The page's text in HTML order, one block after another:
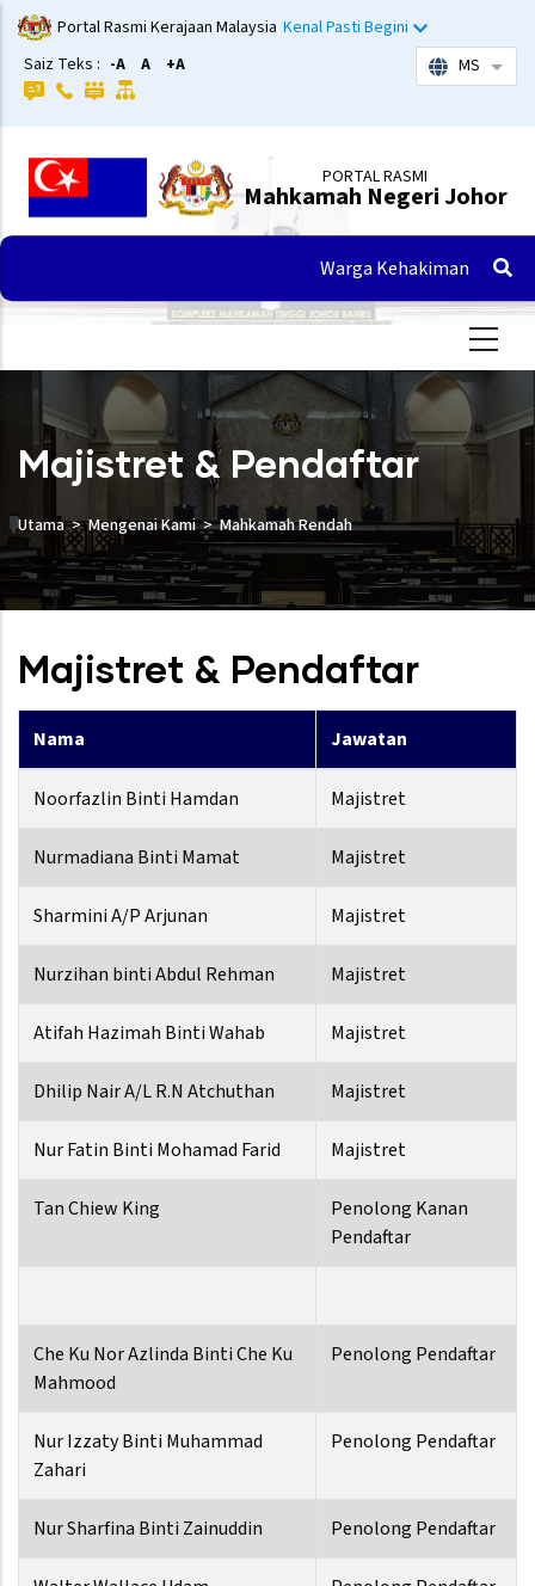
Langkau
ke
kandungan
utama
Portal Rasmi Kerajaan Malaysia Kenal Pasti Begini
Saiz Teks : -A A +A MS
PORTAL RASMI
Mahkamah Negeri Johor
Warga Kehakiman
Majistret & Pendaftar
Utama Mengenai Kami Mahkamah Rendah
Majistret & Pendaftar
Nama Jawatan
Noorfazlin Binti Hamdan Majistret
Nurmadiana Binti Mamat Majistret
Sharmini A/P Arjunan Majistret
Nurzihan binti Abdul Rehman Majistret
Atifah Hazimah Binti Wahab Majistret
Dhilip Nair A/L R.N Atchuthan Majistret
Nur Fatin Binti Mohamad Farid Majistret
Tan Chiew King
Penolong Kanan
Pendaftar
Che Ku Nor Azlinda Binti Che Ku
Mahmood
Penolong Pendaftar
Nur Izzaty Binti Muhammad
Zahari
Penolong Pendaftar
Nur Sharfina Binti Zainuddin Penolong Pendaftar